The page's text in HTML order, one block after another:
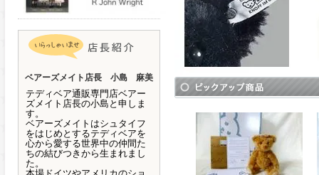
ベアーズメイト店長 小島 麻美
テディベア通販専門店ベアー
ズメイト店長の小島と申しま
す。
ベアーズメイトはシュタイフ
をはじめとするテディベアを
心から愛する世界中の仲間た
ちの結びつきから生まれまし
た。